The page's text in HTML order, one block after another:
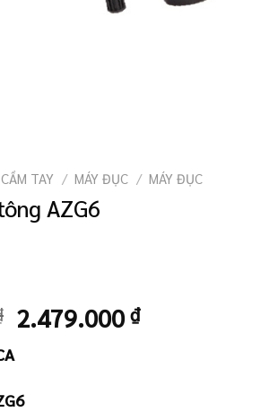
TAY / MÁY ĐỤC / MÁY ĐỤC
AZG6
Giá
2.760.000 ₫.
2.479.000₫Giá